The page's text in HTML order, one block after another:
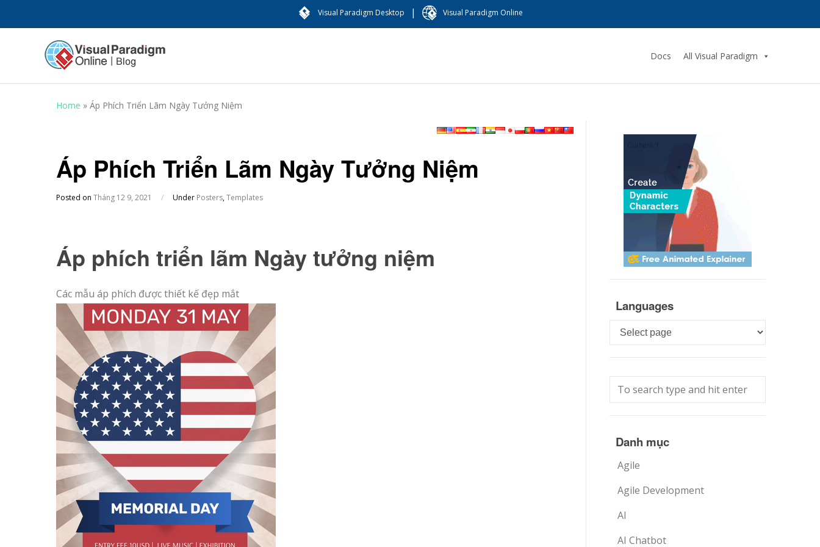
Visual Paradigm Desktop | Visual Paradigm Online
Docs All Visual Paradigm
Home » Áp Phích Triển Lãm Ngày Tưởng Niệm
Áp Phích Triển Lãm Ngày Tưởng Niệm
Posted on Tháng 12 9, 2021 / Under Posters,Templates
Áp phích triển lãm Ngày tưởng niệm
Các mẫu áp phích được thiết kế đẹp mắt
Languages
Languages
Danh mục
Agile
Agile Development
AI
AI Chatbot